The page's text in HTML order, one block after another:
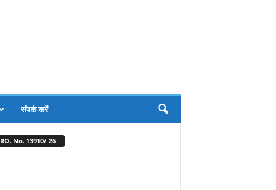
संपर्क करें
RO. No. 13910/ 26